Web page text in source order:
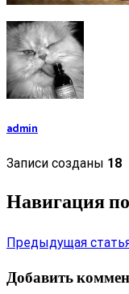
admin
Записи созданы 18
Навигация
Предыдущая
Добавить